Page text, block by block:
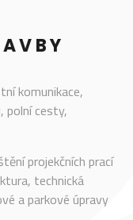
komunikace,
polní cesty,
projekčních prací
technická
a parkové úpravy